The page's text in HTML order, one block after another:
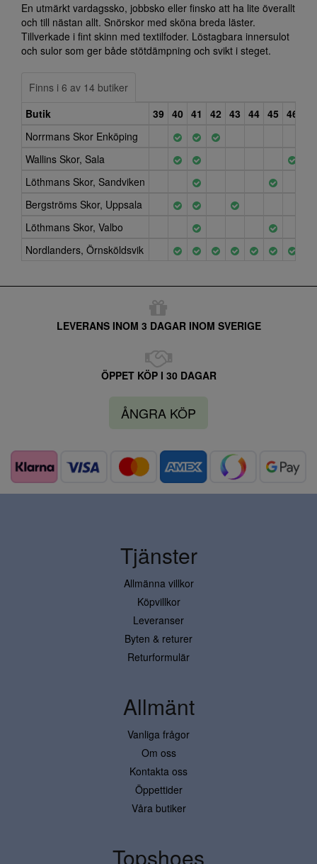
En utmärkt vardagssko, jobbsko eller finsko att ha lite överallt
och till nästan allt. Snörskor med sköna breda läster.
Tillverkade i fint skinn med textilfoder. Löstagbara innersulot
och sulor som ger både stötdämpning och svikt i steget.
Finns i 6 av 14 butiker
Butik
39 40 41 42 43 44 45 46
Norrmans Skor Enköping
Wallins Skor, Sala
Löthmans Skor, Sandviken
Bergströms Skor, Uppsala
Löthmans Skor, Valbo
Nordlanders, Örnsköldsvik
LEVERANS INOM 3 DAGAR INOM SVERIGE
ÖPPET KÖP I 30 DAGAR
ÅNGRA KÖP
Tjänster
Allmänna villkor
Köpvillkor
Leveranser
Byten & returer
Returformulär
Allmänt
Vanliga frågor
Om oss
Kontakta oss
Öppettider
Våra butiker
Topshoes